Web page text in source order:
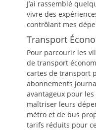
J’ai rassemblé
vivre des
contrôlant mes
Transport
Pour parcourir les
de transport
cartes de transport
abonnements
avantageux pour
maîtriser leurs
métro et de bus
tarifs réduits pour